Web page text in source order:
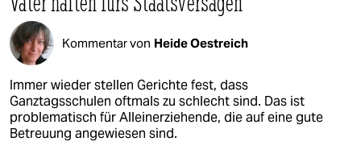
Kommentar von Heide Oestreich
Immer wieder stellen Gerichte fest, dass
Ganztagsschulen oftmals zu schlecht sind. Das ist
problematisch für Alleinerziehende, die auf eine gute
Betreuung angewiesen sind.